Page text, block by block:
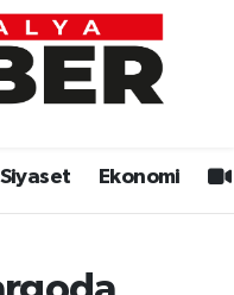
Siyaset Ekonomi
Haritası
ve Fikstür